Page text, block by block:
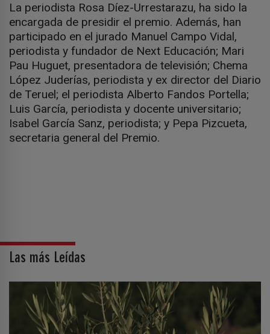
La periodista Rosa Díez-Urrestarazu, ha sido la
encargada de presidir el premio. Además, han
participado en el jurado Manuel Campo Vidal,
periodista y fundador de Next Educación; Mari
Pau Huguet, presentadora de televisión; Chema
López Juderías, periodista y ex director del Diario
de Teruel; el periodista Alberto Fandos Portella;
Luis García, periodista y docente universitario;
Isabel García Sanz, periodista; y Pepa Pizcueta,
secretaria general del Premio.
Las más Leídas